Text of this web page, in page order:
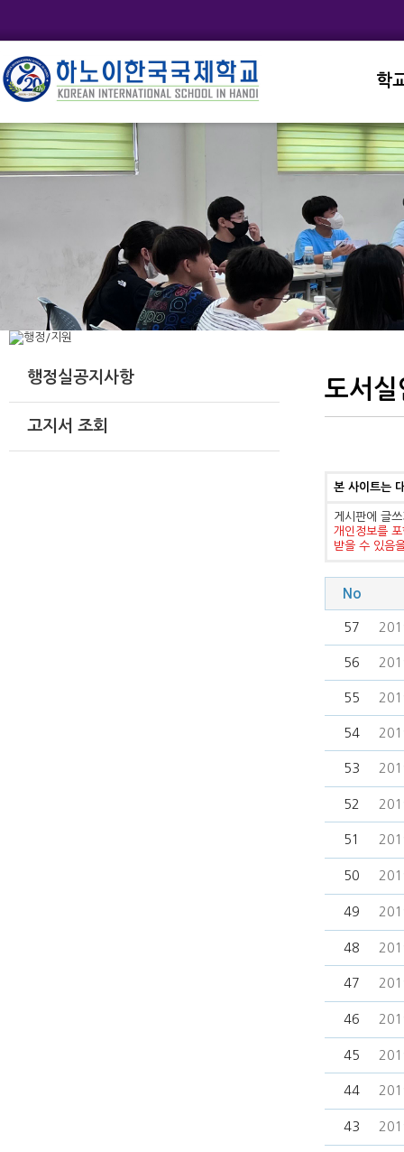
학
교
학
학
학
학
행정실공지사항
고지서 조회
도서실
본 사이트는
게시판에 글
개인정보를
받을 수 있음
No
57
56
55
54
53
52
51
50
49
48
47
46
45
44
43